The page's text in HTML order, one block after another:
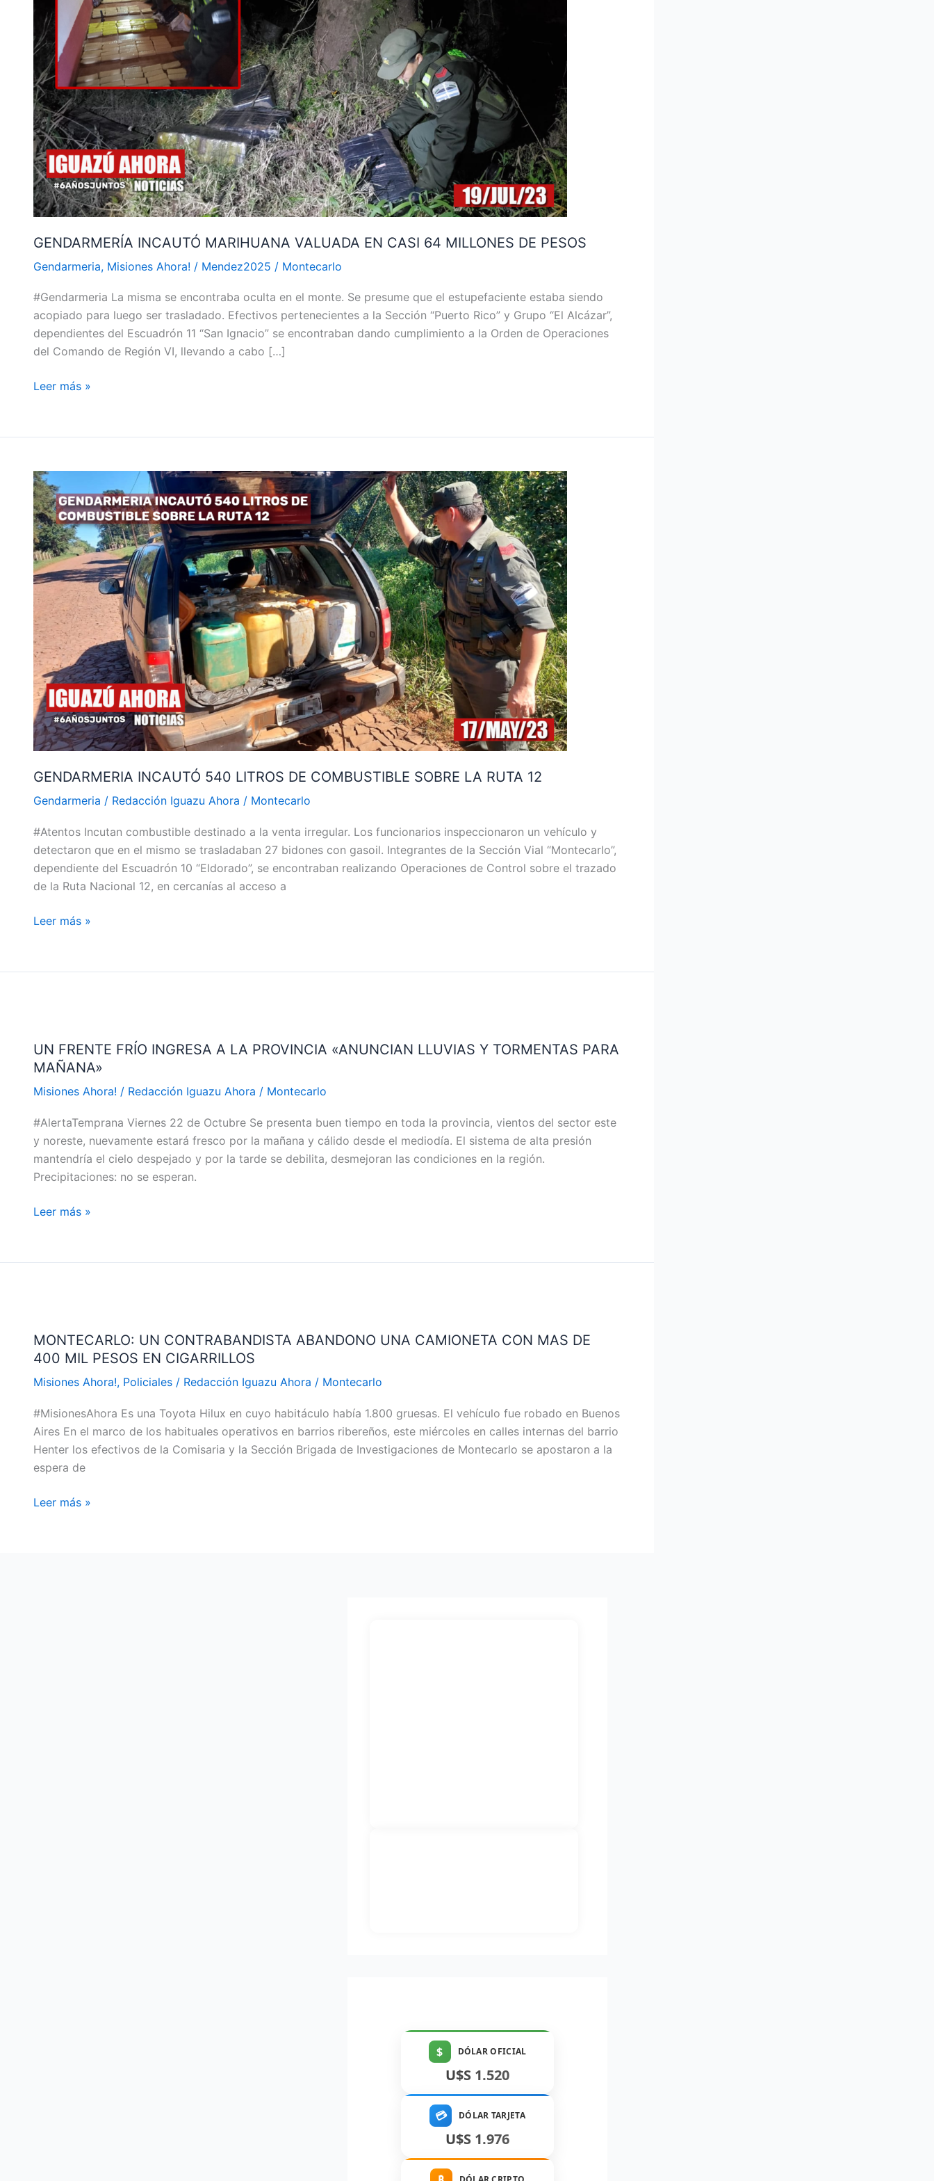
GENDARMERÍA INCAUTÓ MARIHUANA VALUADA EN CASI 64 MILLONES DE PESOS
Gendarmeria, Misiones Ahora! / Mendez2025 / Montecarlo
#Gendarmeria La misma se encontraba oculta en el monte. Se presume que el estupefaciente estaba siendo
acopiado para luego ser trasladado. Efectivos pertenecientes a la Sección “Puerto Rico” y Grupo “El Alcázar”,
dependientes del Escuadrón 11 “San Ignacio” se encontraban dando cumplimiento a la Orden de Operaciones
del Comando de Región VI, llevando a cabo […]
EN
CASI
64
MILLONES
DE
PESOS
Leer más »
GENDARMERIA INCAUTÓ 540 LITROS DE COMBUSTIBLE SOBRE LA RUTA 12
Gendarmeria / Redacción Iguazu Ahora / Montecarlo
#Atentos Incutan combustible destinado a la venta irregular. Los funcionarios inspeccionaron un vehículo y
detectaron que en el mismo se trasladaban 27 bidones con gasoil. Integrantes de la Sección Vial “Montecarlo”,
dependiente del Escuadrón 10 “Eldorado”, se encontraban realizando Operaciones de Control sobre el trazado
de la Ruta Nacional 12, en cercanías al acceso a
GENDARMERIA
INCAUTÓ
540
LITROS
DE
COMBUSTIBLE
SOBRE
LA
RUTA
12
Leer más »
UN FRENTE FRÍO INGRESA A LA PROVINCIA «ANUNCIAN LLUVIAS Y TORMENTAS PARA
MAÑANA»
Misiones Ahora! / Redacción Iguazu Ahora / Montecarlo
#AlertaTemprana Viernes 22 de Octubre Se presenta buen tiempo en toda la provincia, vientos del sector este
y noreste, nuevamente estará fresco por la mañana y cálido desde el mediodía. El sistema de alta presión
mantendría el cielo despejado y por la tarde se debilita, desmejoran las condiciones en la región.
Precipitaciones: no se esperan.
FRÍO
INGRESA
A
PROVINCIA
«ANUNCIAN
LLUVIAS
Y
PARA
Leer más »
MONTECARLO: UN CONTRABANDISTA ABANDONO UNA CAMIONETA CON MAS DE
400 MIL PESOS EN CIGARRILLOS
Misiones Ahora!, Policiales / Redacción Iguazu Ahora / Montecarlo
#MisionesAhora Es una Toyota Hilux en cuyo habitáculo había 1.800 gruesas. El vehículo fue robado en Buenos
Aires En el marco de los habituales operativos en barrios ribereños, este miércoles en calles internas del barrio
Henter los efectivos de la Comisaria y la Sección Brigada de Investigaciones de Montecarlo se apostaron a la
espera de
CONTRABANDISTA
ABANDONO
UNA
CON
MAS
DE
400
PESOS
Leer más »
$ DÓLAR OFICIAL
U$S 1.520
💳 DÓLAR TARJETA
U$S 1.976